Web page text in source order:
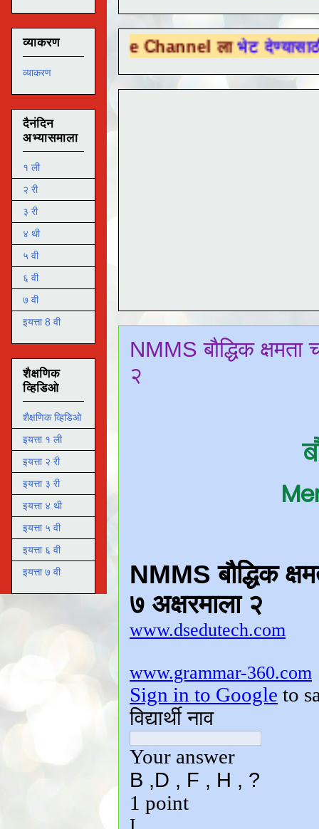
Tube Channel लाभेट देण्यासाठी येथे क्लिक
NMMS बौद्धिक
२
व्याकरण
व्याकरण
दैनंदिन
अभ्यासमाला
१ ली
२ री
३ री
४ थी
५ वी
६ वी
७ वी
इयत्ता 8 वी
शैक्षणिक
व्हिडिओ
शैक्षणिक व्हिडिओ
इयत्ता १ ली
इयत्ता २ री
इयत्ता ३ री
इयत्ता ४ थी
इयत्ता ५ वी
इयत्ता ६ वी
इयत्ता ७ वी